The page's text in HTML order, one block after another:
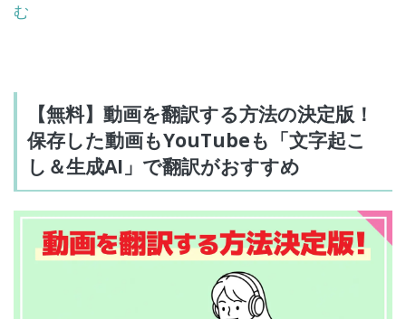
む
【無料】動画を翻訳する方法の決定版！
保存した動画もYouTubeも「文字起こ
し＆生成AI」で翻訳がおすすめ